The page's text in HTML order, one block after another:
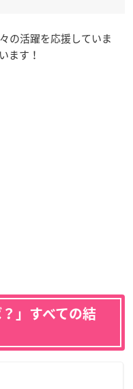
の活躍を応援していま
ます！
」すべての結